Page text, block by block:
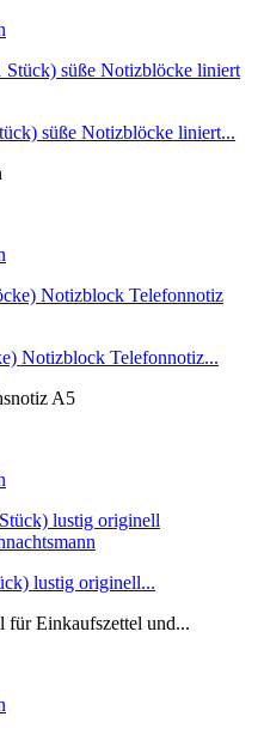
süße Notizblöcke liniert...
Notizblock Telefonnotiz...
A5
lustig originell...
für Einkaufszettel und...